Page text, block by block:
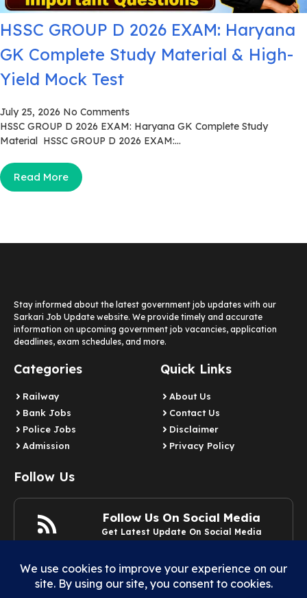
HSSC GROUP D 2026 EXAM: Haryana
GK Complete Study Material & High-
Yield Mock Test
July 25, 2026 No Comments
HSSC GROUP D 2026 EXAM: Haryana GK Complete Study
Material HSSC GROUP D 2026 EXAM:...
Read More
Stay informed about the latest government job updates with our
Sarkari Job Update website. We provide timely and accurate
information on upcoming government job vacancies, application
deadlines, exam schedules, and more.
Categories
Railway
Bank Jobs
Police Jobs
Admission
Quick Links
About Us
Contact Us
Disclaimer
Privacy Policy
Follow Us
Follow Us On Social Media
Get Latest Update On Social Media